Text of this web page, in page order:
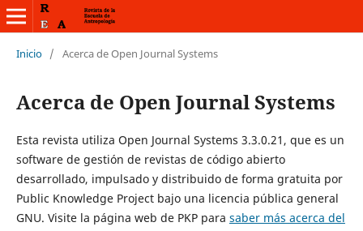
Inicio / Acerca de Open Journal Systems
Acerca de Open Journal Systems
Esta revista utiliza Open Journal Systems 3.3.0.21, que es un
software de gestión de revistas de código abierto
desarrollado, impulsado y distribuido de forma gratuita por
Public Knowledge Project bajo una licencia pública general
GNU. Visite la página web de PKP para saber más acerca del